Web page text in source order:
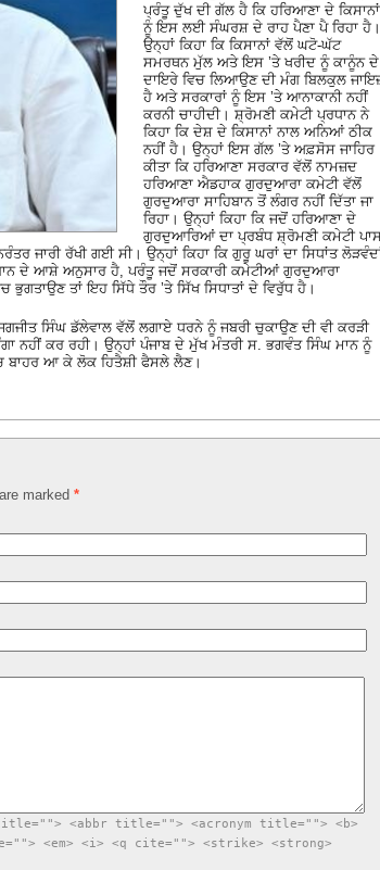
ਪ੍ਰੰਤੂ ਦੁੱਖ ਦੀ ਗੱਲ ਹੈ ਕਿ ਹਰਿਆਣਾ ਦੇ ਕਿਸਾਨਾਂ
ਨੂੰ ਇਸ ਲਈ ਸੰਘਰਸ਼ ਦੇ ਰਾਹ ਪੈਣਾ ਪੈ ਰਿਹਾ ਹੈ।
ਉਨ੍ਹਾਂ ਕਿਹਾ ਕਿ ਕਿਸਾਨਾਂ ਵੱਲੋਂ ਘਟੋ-ਘੱਟ
ਸਮਰਥਨ ਮੁੱਲ ਅਤੇ ਇਸ ’ਤੇ ਖਰੀਦ ਨੂੰ ਕਾਨੂੰਨ ਦੇ
ਦਾਇਰੇ ਵਿਚ ਲਿਆਉਣ ਦੀ ਮੰਗ ਬਿਲਕੁਲ
ਹੈ ਅਤੇ ਸਰਕਾਰਾਂ ਨੂੰ ਇਸ ’ਤੇ ਆਨਾਕਾਨੀ ਨਹੀਂ
ਕਰਨੀ ਚਾਹੀਦੀ। ਸ਼੍ਰੋਮਣੀ ਕਮੇਟੀ ਪ੍ਰਧਾਨ ਨੇ
ਕਿਹਾ ਕਿ ਦੇਸ਼ ਦੇ ਕਿਸਾਨਾਂ ਨਾਲ ਅਨਿਆਂ ਠੀਕ
ਨਹੀਂ ਹੈ। ਉਨ੍ਹਾਂ ਇਸ ਗੱਲ ’ਤੇ ਅਫ਼ਸੋਸ ਜਾਹਿਰ
ਕੀਤਾ ਕਿ ਹਰਿਆਣਾ ਸਰਕਾਰ ਵੱਲੋਂ ਨਾਮਜ਼ਦ
ਹਰਿਆਣਾ ਐਡਹਾਕ ਗੁਰਦੁਆਰਾ ਕਮੇਟੀ ਵੱਲੋਂ
ਗੁਰਦੁਆਰਾ ਸਾਹਿਬਾਨ ਤੋਂ ਲੰਗਰ ਨਹੀਂ ਦਿੱਤਾ ਜਾ
ਰਿਹਾ। ਉਨ੍ਹਾਂ ਕਿਹਾ ਕਿ ਜਦੋਂ ਹਰਿਆਣਾ ਦੇ
ਗੁਰਦੁਆਰਿਆਂ ਦਾ ਪ੍ਰਬੰਧ ਸ਼੍ਰੋਮਣੀ ਕਮੇਟੀ
ਜਾਰੀ ਰੱਖੀ ਗਈ ਸੀ। ਉਨ੍ਹਾਂ ਕਿਹਾ ਕਿ ਗੁਰੂ ਘਰਾਂ ਦਾ ਸਿਧਾਂਤ
ਦੇ ਆਸ਼ੇ ਅਨੁਸਾਰ ਹੈ, ਪਰੰਤੂ ਜਦੋਂ ਸਰਕਾਰੀ ਕਮੇਟੀਆਂ ਗੁਰਦੁਆਰਾ
ਭੁਗਤਾਉਣ ਤਾਂ ਇਹ ਸਿੱਧੇ ਤੌਰ ’ਤੇ ਸਿੱਖ ਸਿਧਾਤਾਂ ਦੇ ਵਿਰੁੱਧ ਹੈ।
ਸਿੰਘ ਡੱਲੇਵਾਲ ਵੱਲੋਂ ਲਗਾਏ ਧਰਨੇ ਨੂੰ ਜਬਰੀ ਚੁਕਾਉਣ ਦੀ ਵੀ ਕਰੜੀ
ਨਹੀਂ ਕਰ ਰਹੀ। ਉਨ੍ਹਾਂ ਪੰਜਾਬ ਦੇ ਮੁੱਖ ਮੰਤਰੀ ਸ. ਭਗਵੰਤ ਸਿੰਘ ਮਾਨ ਨੂੰ
ਬਾਹਰ ਆ ਕੇ ਲੋਕ ਹਿਤੈਸ਼ੀ ਫੈਸਲੇ ਲੈਣ।
marked *
<abbr title=""> <acronym title=""> <b>
<em> <i> <q cite=""> <strike> <strong>